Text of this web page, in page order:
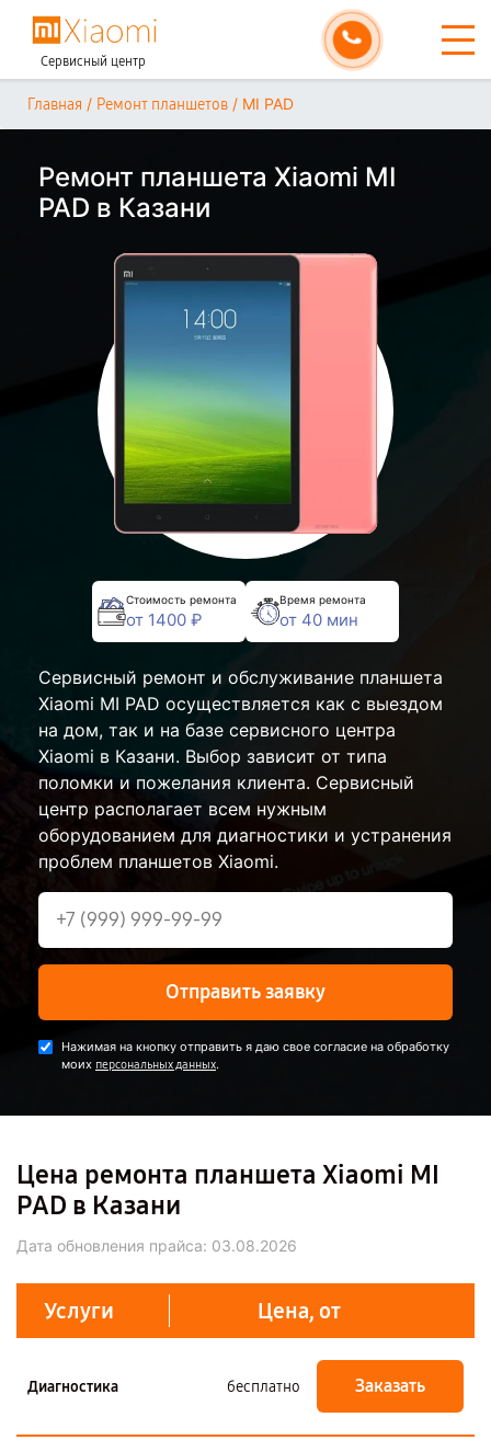
Сервисный центр
Главная / Ремонт планшетов / MI PAD
Ремонт планшета Xiaomi MI
PAD в Казани
Стоимость ремонта
от 1400 ₽
Время ремонта
от 40 мин
Сервисный ремонт и обслуживание планшета
Xiaomi MI PAD осуществляется как с выездом
на дом, так и на базе сервисного центра
Xiaomi в Казани. Выбор зависит от типа
поломки и пожелания клиента. Сервисный
центр располагает всем нужным
оборудованием для диагностики и устранения
проблем планшетов Xiaomi.
Отправить заявку
Нажимая на кнопку отправить я даю свое согласие на обработку
моих персональных данных.
Цена ремонта планшета Xiaomi MI
PAD в Казани
Дата обновления прайса: 03.08.2026
Услуги Цена, от
Диагностика бесплатно Заказать